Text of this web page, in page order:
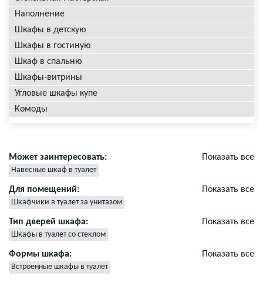
Наполнение
Шкафы в детскую
Шкафы в гостиную
Шкаф в спальню
Шкафы-витрины
Угловые шкафы купе
Комоды
Может заинтересовать:
Навесные шкаф в туалет
Дверцы для шкафа в туалете
Двери для шкафа в туалете
Сантехнические шкафы в туалет
Показать все
Для помещений:
Шкафчики в туалет за унитазом
Показать все
Тип дверей шкафа:
Шкафы в туалет со стеклом
Показать все
Формы шкафа:
Встроенные шкафы в туалет
Показать все